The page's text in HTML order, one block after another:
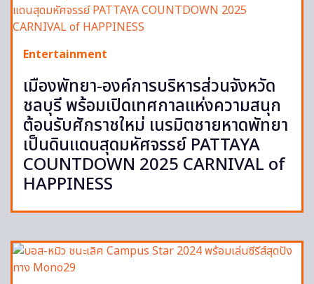
Entertainment
เมืองพัทยา-องค์การบริหารส่วนจังหวัด
ชลบุรี พร้อมเปิดเทศกาลแห่งความสนุก
ต้อนรับศักราชใหม่ เนรมิตชายหาดพัทยา
เป็นดินแดนสุดมหัศจรรย์ PATTAYA
COUNTDOWN 2025 CARNIVAL of
HAPPINESS